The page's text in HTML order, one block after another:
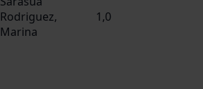
Rodriguez,
Marina
1,0